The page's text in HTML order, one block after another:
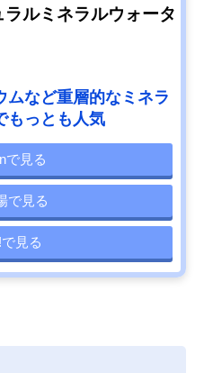
ルミネラルウォータ
ムなど重層的なミネラ
もっとも人気
で見る
で見る
見る